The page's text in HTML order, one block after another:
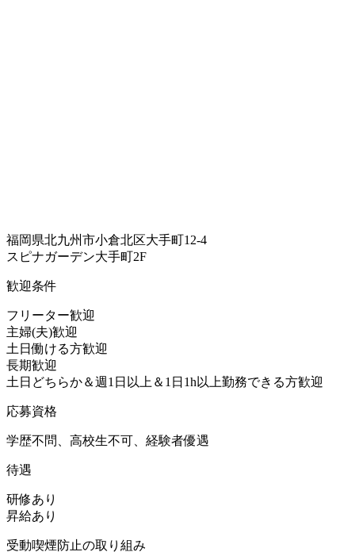
福岡県北九州市小倉北区大手町12-4
スピナガーデン大手町2F
歓迎条件
フリーター歓迎
主婦(夫)歓迎
土日働ける方歓迎
長期歓迎
土日どちらか＆週1日以上＆1日1h以上勤務できる方歓迎
応募資格
学歴不問、高校生不可、経験者優遇
待遇
研修あり
昇給あり
受動喫煙防止の取り組み